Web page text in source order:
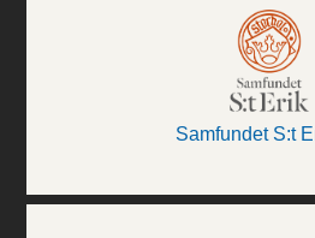
Samfundet S:t